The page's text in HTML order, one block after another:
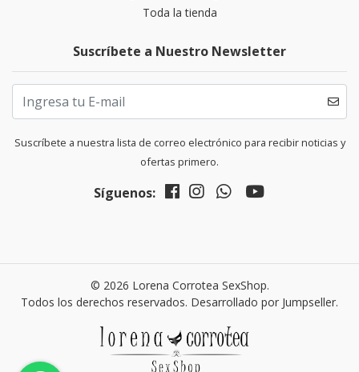
Toda la tienda
Suscríbete a Nuestro Newsletter
Suscríbete a nuestra lista de correo electrónico para recibir noticias y
ofertas primero.
Síguenos:
© 2026 Lorena Corrotea SexShop.
Todos los derechos reservados. Desarrollado por Jumpseller.